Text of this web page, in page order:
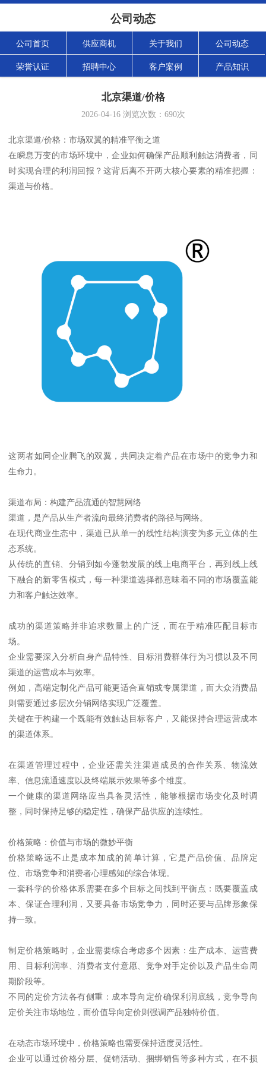
公司动态
公司首页 供应商机 关于我们 公司动态
荣誉认证 招聘中心 客户案例 产品知识
北京渠道/价格
2026-04-16浏览次数： 690次
北京渠道/价格：市场双翼的精准平衡之道
在瞬息万变的市场环境中，企业如何确保产品顺利触达消费者，同
时实现合理的利润回报？这背后离不开两大核心要素的精准把握：
渠道与价格。
这两者如同企业腾飞的双翼，共同决定着产品在市场中的竞争力和
生命力。
渠道布局：构建产品流通的智慧网络
渠道，是产品从生产者流向最终消费者的路径与网络。
在现代商业生态中，渠道已从单一的线性结构演变为多元立体的生
态系统。
从传统的直销、分销到如今蓬勃发展的线上电商平台，再到线上线
下融合的新零售模式，每一种渠道选择都意味着不同的市场覆盖能
力和客户触达效率。
成功的渠道策略并非追求数量上的广泛，而在于精准匹配目标市
场。
企业需要深入分析自身产品特性、目标消费群体行为习惯以及不同
渠道的运营成本与效率。
例如，高端定制化产品可能更适合直销或专属渠道，而大众消费品
则需要通过多层次分销网络实现广泛覆盖。
关键在于构建一个既能有效触达目标客户，又能保持合理运营成本
的渠道体系。
在渠道管理过程中，企业还需关注渠道成员的合作关系、物流效
率、信息流通速度以及终端展示效果等多个维度。
一个健康的渠道网络应当具备灵活性，能够根据市场变化及时调
整，同时保持足够的稳定性，确保产品供应的连续性。
价格策略：价值与市场的微妙平衡
价格策略远不止是成本加成的简单计算，它是产品价值、品牌定
位、市场竞争和消费者心理感知的综合体现。
一套科学的价格体系需要在多个目标之间找到平衡点：既要覆盖成
本、保证合理利润，又要具备市场竞争力，同时还要与品牌形象保
持一致。
制定价格策略时，企业需要综合考虑多个因素：生产成本、运营费
用、目标利润率、消费者支付意愿、竞争对手定价以及产品生命周
期阶段等。
不同的定价方法各有侧重：成本导向定价确保利润底线，竞争导向
定价关注市场地位，而价值导向定价则强调产品独特价值。
在动态市场环境中，价格策略也需要保持适度灵活性。
企业可以通过价格分层、促销活动、捆绑销售等多种方式，在不损